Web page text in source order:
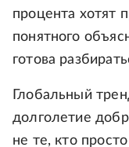
процента хотят
понятного
готова
Глобальный
долголетие
не те, кто